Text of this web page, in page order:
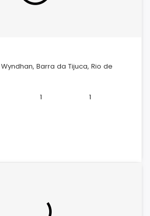
Barra da Tijuca, Rio de
1 1